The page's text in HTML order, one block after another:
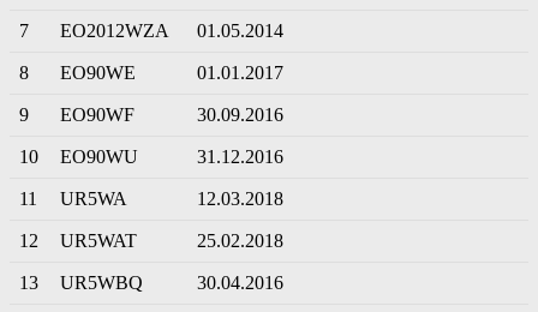
7 EO2012WZA 01.05.2014
8 EO90WE 01.01.2017
9 EO90WF 30.09.2016
10 EO90WU 31.12.2016
11 UR5WA 12.03.2018
12 UR5WAT 25.02.2018
13 UR5WBQ 30.04.2016